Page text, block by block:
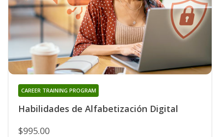
Habilidades de Alfabetización Digital
CAREER TRAINING PROGRAM
$995.00